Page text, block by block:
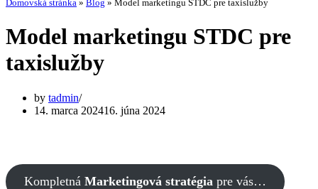
Domovská stránka » Blog » Model marketingu STDC pre taxislužby
Model marketingu STDC pre
taxislužby
by tadmin
14. marca 202416. júna 2024
Kompletná Marketingová stratégia pre vás…